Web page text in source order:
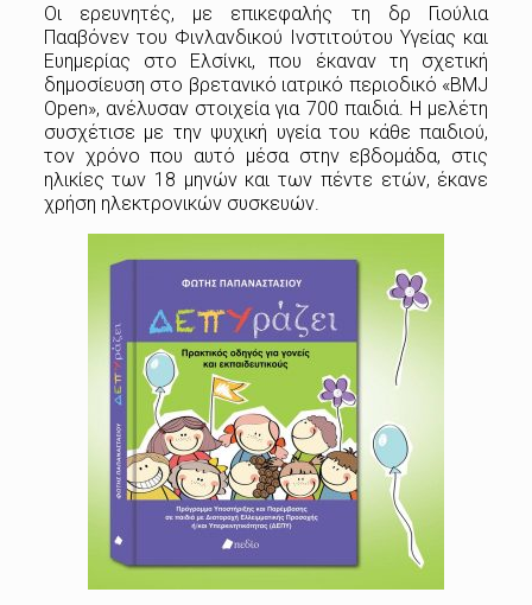
Οι ερευνητές, με επικεφαλής τη δρ Γιούλια
Πααβόνεν του Φινλανδικού Ινστιτούτου Υγείας και
Ευημερίας στο Ελσίνκι, που έκαναν τη σχετική
δημοσίευση στο βρετανικό ιατρικό περιοδικό «BMJ
Open», ανέλυσαν στοιχεία για 700 παιδιά. Η μελέτη
συσχέτισε με την ψυχική υγεία του κάθε παιδιού,
τον χρόνο που αυτό μέσα στην εβδομάδα, στις
ηλικίες των 18 μηνών και των πέντε ετών, έκανε
χρήση ηλεκτρονικών συσκευών.